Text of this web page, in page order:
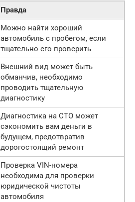
Правда
Можно найти хороший
автомобиль с пробегом, если
тщательно его проверить
Внешний вид может быть
обманчив, необходимо
проводить тщательную
диагностику
Диагностика на СТО может
сэкономить вам деньги в
будущем, предотвратив
дорогостоящий ремонт
Проверка VIN-номера
необходима для проверки
юридической чистоты
автомобиля